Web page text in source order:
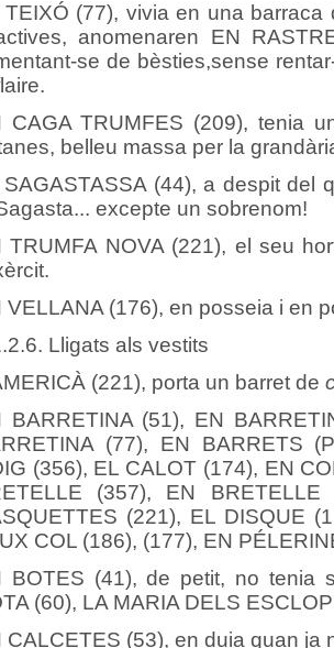
TEIXÓ (77), vivia en una
anomenaren EN
se de bèsties,sense
CAGA TRUMFES (209), tenia
belleu massa per la
SAGASTASSA (44), a despit del
excepte un sobrenom!
TRUMFA NOVA (221), el seu
VELLANA (176), en posseia i en
Lligats als vestits
(221), porta un barret de
BARRETINA (51), EN
(77), EN BARRETS
(356), EL CALOT (174), EN
(357), EN
(221), EL DISQUE
COL (186), (177), EN
BOTES (41), de petit, no tenia
(60), LA MARIA DELS
CALCETES (53), en duia quan ja